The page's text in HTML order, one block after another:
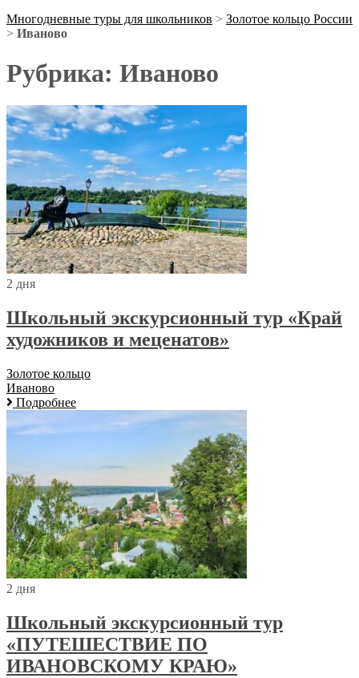
Многодневные туры для школьников > Золотое кольцо России
> Иваново
Рубрика: Иваново
2 дня
Школьный экскурсионный тур «Край
художников и меценатов»
Золотое кольцо
Иваново
Подробнее
2 дня
Школьный экскурсионный тур
«ПУТЕШЕСТВИЕ ПО
ИВАНОВСКОМУ КРАЮ»